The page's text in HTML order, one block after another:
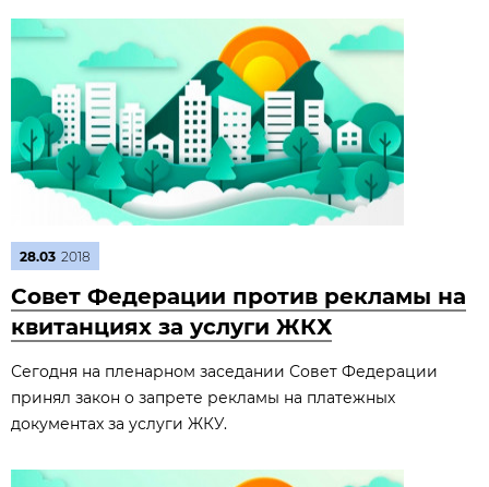
28.03 2018
Совет Федерации против рекламы на
квитанциях за услуги ЖКХ
Сегодня на пленарном заседании Совет Федерации
принял закон о запрете рекламы на платежных
документах за услуги ЖКУ.